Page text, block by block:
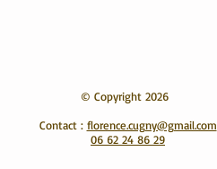
© Copyright 2026
Contact : florence.cugny@gmail.com
06 62 24 86 29